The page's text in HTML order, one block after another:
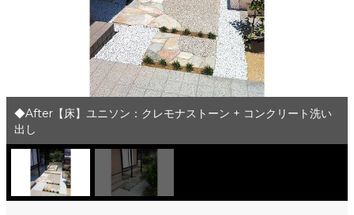
◆After【床】ユニソン：クレモナストーン + コンクリート洗い
出し